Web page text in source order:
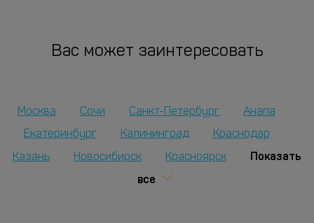
Вас может заинтересовать
Москва Сочи Санкт-Петербург
Анапа
Екатеринбург
Калининград Краснодар
Казань Новосибирск Красноярск
Показать
все